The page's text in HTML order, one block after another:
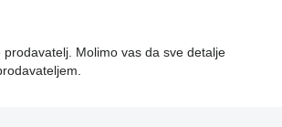
Molimo vas da sve detalje